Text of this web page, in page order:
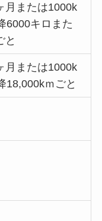
月または1000k
6000キロまた
と
月または1000k
18,000kｍごと